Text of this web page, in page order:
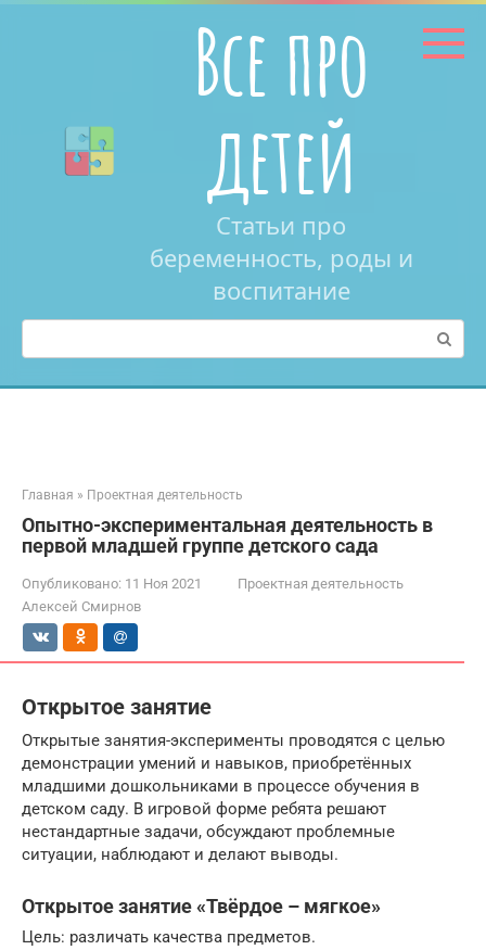
Перейти
Все про
детей
Статьи про
беременность, роды и
воспитание
Поиск:
Главная » Проектная деятельность
Опытно-экспериментальная деятельность в
первой младшей группе детского сада
Опубликовано: 11 Ноя 2021
Проектная деятельность
Алексей Смирнов
Открытое занятие
Открытые занятия-эксперименты проводятся с целью
демонстрации умений и навыков, приобретённых
младшими дошкольниками в процессе обучения в
детском саду. В игровой форме ребята решают
нестандартные задачи, обсуждают проблемные
ситуации, наблюдают и делают выводы.
Открытое занятие «Твёрдое – мягкое»
Цель: различать качества предметов.